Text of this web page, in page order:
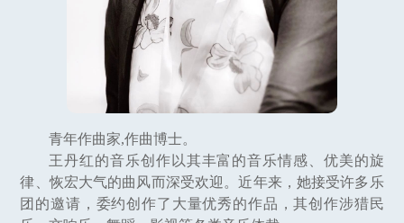
青年作曲家,作曲博士。
王丹红的音乐创作以其丰富的音乐情感、优美的旋
律、恢宏大气的曲风而深受欢迎。近年来，她接受许多乐
团的邀请，委约创作了大量优秀的作品，其创作涉猎民